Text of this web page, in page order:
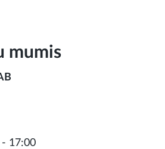
mumis
- 17:00